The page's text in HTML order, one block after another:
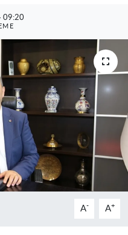
09:20
A- A+
Fikstür